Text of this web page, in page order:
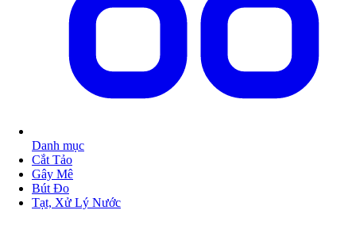
Danh mục
Cắt Tảo
Gây Mê
Bút Đo
Tạt, Xử Lý Nước